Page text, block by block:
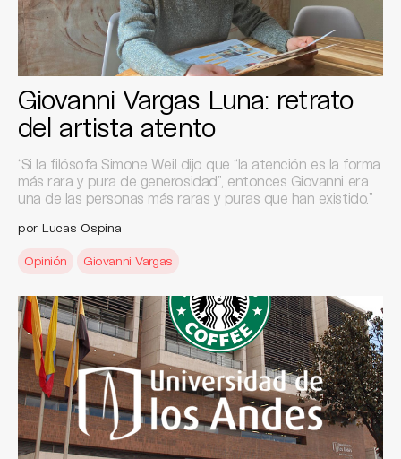
Giovanni Vargas Luna: retrato
del artista atento
“Si la filósofa Simone Weil dijo que “la atención es la forma
más rara y pura de generosidad”, entonces Giovanni era
una de las personas más raras y puras que han existido.”
por Lucas Ospina
Opinión Giovanni Vargas